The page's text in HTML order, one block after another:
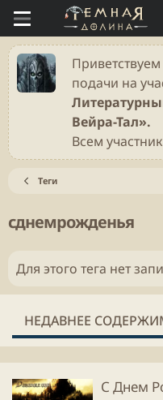
подачи на
Вейра-Тал».
Всем
Теги
сднемрожденья
Для этого тега нет
НЕДАВНЕЕ
С Днем